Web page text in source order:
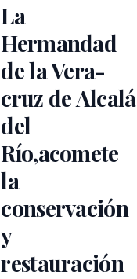
La
Hermandad
de la Vera-
cruz de Alcalá
del
Río,acomete
la
conservación
y
restauración